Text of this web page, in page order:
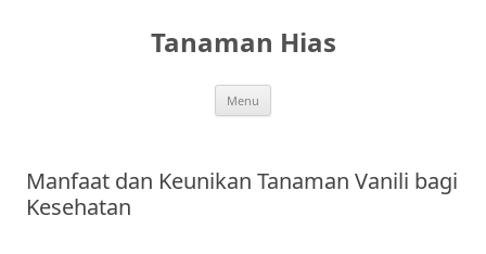
Tanaman Hias
Menu
Manfaat dan Keunikan Tanaman Vanili bagi
Kesehatan